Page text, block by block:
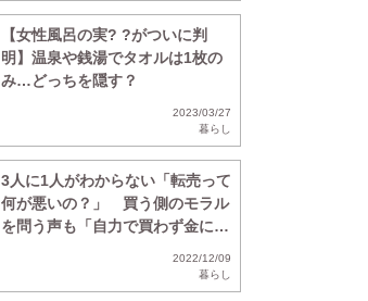
【女性風呂の実? ?がついに判
明】温泉や銭湯でタオルは1枚の
み…どっちを隠す？
2023/03/27
暮らし
3人に1人がわからない「転売って
何が悪いの？」 買う側のモラル
を問う声も「自力で買わず金に物
2022/12/09
暮らし